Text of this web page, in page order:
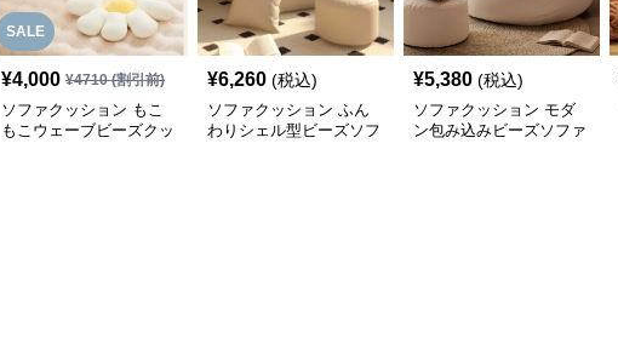
SALE
¥4,000 ¥4710(割引前)
ソファクッション もこ
もこウェーブビーズクッ
¥6,260 (税込)
ソファクッション ふん
わりシェル型ビーズソフ
¥5,380 (税込)
ソファクッション モダ
ン包み込みビーズソファ